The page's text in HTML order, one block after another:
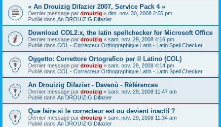
« An Drouizig Difazier 2007, Service Pack 4 »
Dernier message par drouizig « dim. nov. 30, 2008 2:55 pm
Publié dans An DROUIZIG Difazier
Download COL2.x, the latin spellchecker for Microsoft Office
Dernier message par drouizig « sam. nov. 29, 2008 4:16 pm
Publié dans COL - Correcteur Orthographique Latin - Latin Spell Checker
Oggetto: Correttore Ortografico per il Latino (COL)
Dernier message par drouizig « sam. nov. 29, 2008 4:14 pm
Publié dans COL - Correcteur Orthographique Latin - Latin Spell Checker
An Drouizig Difazier - Daveoù - Références
Dernier message par drouizig « sam. nov. 29, 2008 11:47 am
Publié dans An DROUIZIG Difazier
Que faire si le correcteur est ou devient inactif ?
Dernier message par drouizig « sam. nov. 29, 2008 11:34 am
Publié dans An DROUIZIG Difazier